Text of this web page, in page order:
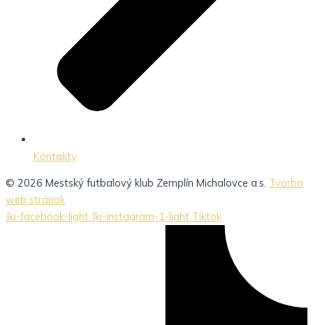
Kontakty
© 2026 Mestský futbalový klub Zemplín Michalovce a.s. Tvorba
web stránok
Jki-facebook-light Jki-instagram-1-light Tiktok